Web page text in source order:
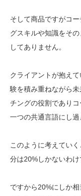
そして商品ですがコ
グスキルや知識をそ
してありません。
クライアントが抱え
験を積み重ねながら
チングの役割であり
一つの共通言語にし過
このように考えてい
分は20%しかないわけ
ですから20%にしか